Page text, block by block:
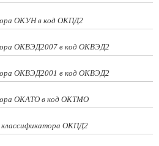
ОКУН в код ОКПД2
ОКВЭД2007 в код ОКВЭД2
ОКВЭД2001 в код ОКВЭД2
ОКАТО в код ОКТМО
ОКПД2